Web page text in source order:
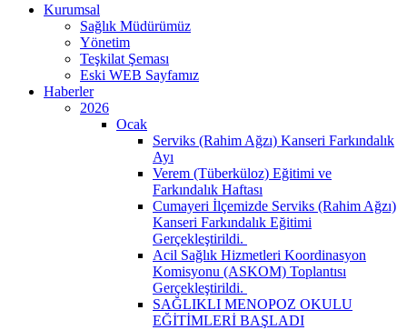
Kurumsal
Sağlık Müdürümüz
Yönetim
Teşkilat Şeması
Eski WEB Sayfamız
Haberler
2026
Ocak
Serviks (Rahim Ağzı) Kanseri Farkındalık
Ayı
Verem (Tüberküloz) Eğitimi ve
Farkındalık Haftası
Cumayeri İlçemizde Serviks (Rahim Ağzı)
Kanseri Farkındalık Eğitimi
Gerçekleştirildi. ​
Acil Sağlık Hizmetleri Koordinasyon
Komisyonu (ASKOM) Toplantısı
Gerçekleştirildi. ​
SAĞLIKLI MENOPOZ OKULU
EĞİTİMLERİ BAŞLADI